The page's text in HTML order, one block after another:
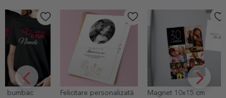
Felicitare personalizată
Magnet 10x15 cm
Felicitare